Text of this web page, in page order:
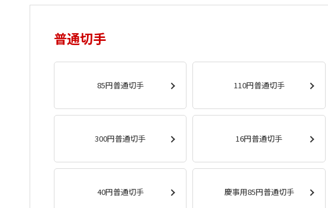
普通切手
85円普通切手 110円普通切手
300円普通切手 16円普通切手
40円普通切手 慶事用85円普通切手